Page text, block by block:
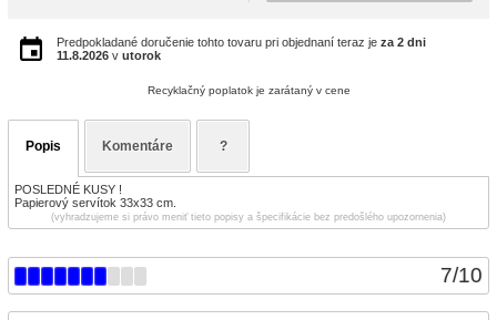
7/10
Predpokladané doručenie tohto tovaru pri objednaní teraz je za 2 dni
11.8.2026 v utorok
Recyklačný poplatok je zarátaný v cene
Popis Komentáre ?
POSLEDNÉ KUSY !
Papierový servítok 33x33 cm.
(vyhradzujeme si právo meniť tieto popisy a špecifikácie bez predošlého upozornenia)